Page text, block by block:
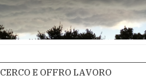
CERCO E OFFRO LAVORO